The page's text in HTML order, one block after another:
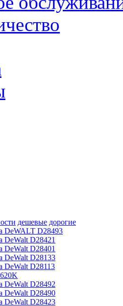
дешевые дорогие
DeWALT D28493
DeWalt D28421
DeWalt D28401
DeWalt D28133
DeWalt D28113
DeWalt D28492
DeWalt D28490
DeWalt D28423